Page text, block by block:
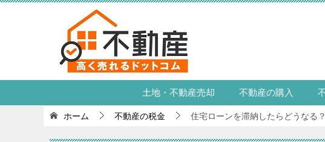
土地・不動産売却 不動産の購入
ホーム 不動産の税金 住宅ローンを滞納したらどうなる